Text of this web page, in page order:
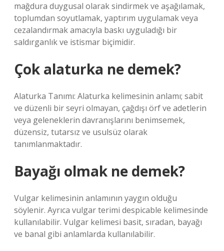
mağdura duygusal olarak sindirmek ve aşağılamak,
toplumdan soyutlamak, yaptırım uygulamak veya
cezalandırmak amacıyla baskı uyguladığı bir
saldırganlık ve istismar biçimidir.
Çok alaturka ne demek?
Alaturka Tanımı: Alaturka kelimesinin anlamı; sabit
ve düzenli bir seyri olmayan, çağdışı örf ve adetlerin
veya geleneklerin davranışlarını benimsemek,
düzensiz, tutarsız ve usulsüz olarak
tanımlanmaktadır.
Bayağı olmak ne demek?
Vulgar kelimesinin anlamının yaygın olduğu
söylenir. Ayrıca vulgar terimi despicable kelimesinde
kullanılabilir. Vulgar kelimesi basit, sıradan, bayağı
ve banal gibi anlamlarda kullanılabilir.